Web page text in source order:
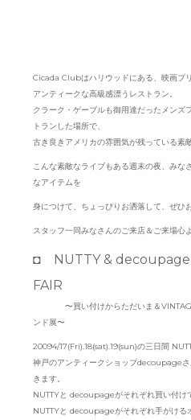
Cicada Clubはハリウッドにある、映画プ
アンティークな高級感漂うレストラン。
クラーク・ゲーブルも御用達だったメンズ
トランした場所で、
古き良きアメリカの雰囲気が残っている素
こんな素敵なライブもある週末の夜、みな
なアイテムを
身につけて、ちょっぴりお洒落して、ぜひ
スタッフ一同みなさんのご来店＆ご来場心
◘ NUTTY & decoupage
FAIR
〜買い付けからただいま＆VINTAGE
ンド展〜
20094/17(Fri).18(sat).19(sun)の三日間
神戸のアンティークショップdecoupage
きます。
NUTTYと decoupageがそれぞれ買い付け
NUTTYと decoupageがそれぞれ手がける